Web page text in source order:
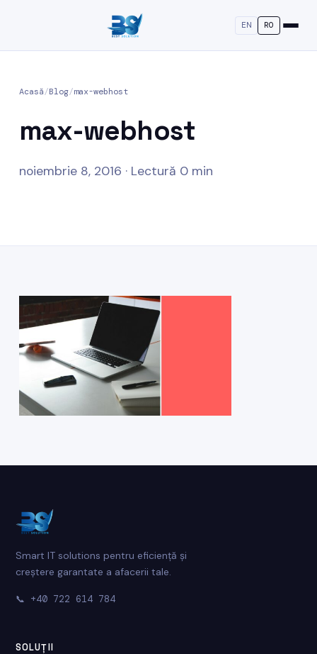
EN RO
Acasă/Blog/max-webhost
max-webhost
noiembrie 8, 2016 · Lectură 0 min
Smart IT solutions pentru eficiență și
creștere garantate a afacerii tale.
📞 +40 722 614 784
SOLUȚII